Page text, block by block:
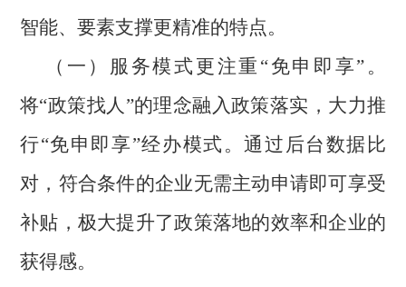
智能、要素支撑更精准的特点。
（一）服务模式更注重“免申即享”。
将“政策找人”的理念融入政策落实，大力推
行“免申即享”经办模式。通过后台数据比
对，符合条件的企业无需主动申请即可享受
补贴，极大提升了政策落地的效率和企业的
获得感。